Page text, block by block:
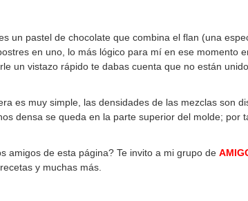
un pastel de chocolate que combina el flan (una
en uno, lo más lógico para mí en ese momento
un vistazo rápido te dabas cuenta que no están
es muy simple, las densidades de las mezclas son
densa se queda en la parte superior del molde; por
amigos de esta página? Te invito a mi grupo de
y muchas más.